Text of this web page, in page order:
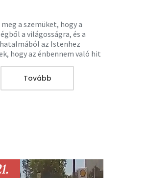
a szemüket, hogy a
a világosságra, és a
az Istenhez
hogy az énbennem való hit
nyerjenek azok között,
(ApCsel
Tovább